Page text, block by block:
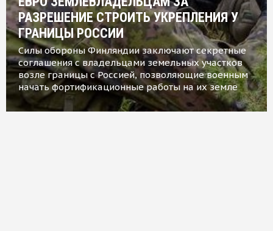
РАЗРЕШЕНИЕ СТРОИТЬ УКРЕПЛЕНИЯ У
ГРАНИЦЫ РОССИИ
Силы обороны Финляндии заключают секретные
соглашения с владельцами земельных участков
возле границы с Россией, позволяющие военным
начать фортификационные работы на их земле